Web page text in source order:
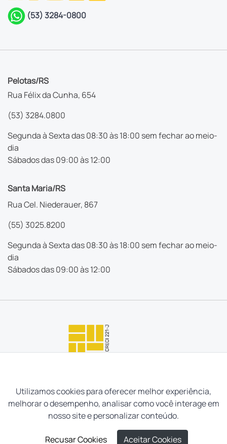
(53) 3284-0800
Pelotas/RS
Rua Félix da Cunha, 654
(53) 3284.0800
Segunda à Sexta das 08:30 às 18:00 sem fechar ao meio-
dia
Sábados das 09:00 às 12:00
Santa Maria/RS
Rua Cel. Niederauer, 867
(55) 3025.8200
Segunda à Sexta das 08:30 às 18:00 sem fechar ao meio-
dia
Sábados das 09:00 às 12:00
Utilizamos cookies para oferecer melhor experiência,
melhorar o desempenho, analisar como você interage em
nosso site e personalizar conteúdo.
Recusar Cookies Aceitar Cookies